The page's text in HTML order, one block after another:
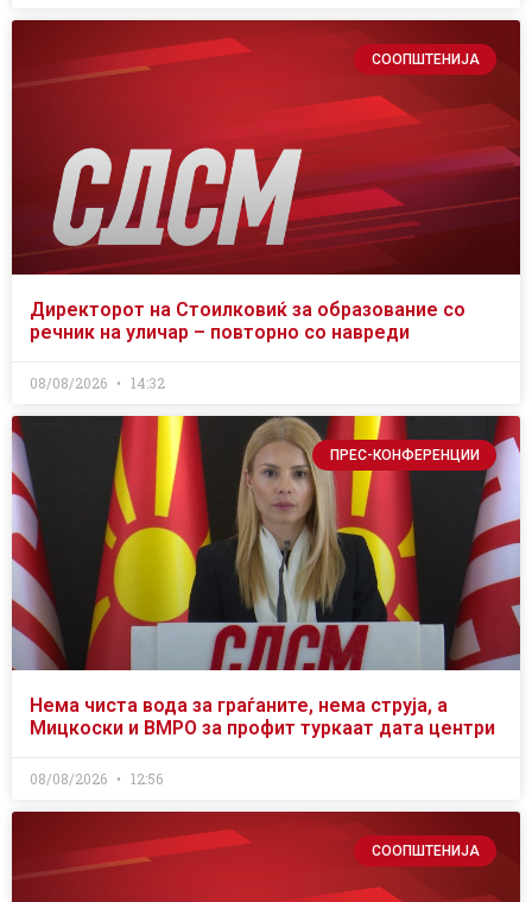
СООПШТЕНИЈА
Директорот на Стоилковиќ за образование со
речник на уличар – повторно со навреди
08/08/2026 14:32
ПРЕС-КОНФЕРЕНЦИИ
Нема чиста вода за граѓаните, нема струја, а
Мицкоски и ВМРО за профит туркаат дата центри
08/08/2026 12:56
СООПШТЕНИЈА